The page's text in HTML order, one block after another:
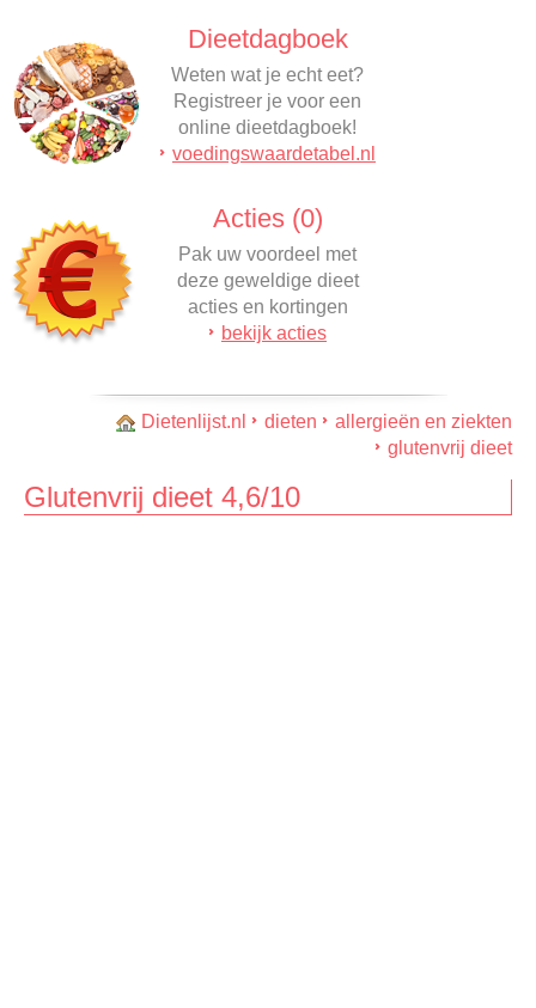
Dieetdagboek
Weten wat je echt eet?
Registreer je voor een
online dieetdagboek!
voedingswaardetabel.nl
Acties (0)
Pak uw voordeel met
deze geweldige dieet
acties en kortingen
bekijk acties
Dietenlijst.nl dieten
allergieën en ziekten
glutenvrij dieet
Glutenvrij dieet 4,6/10